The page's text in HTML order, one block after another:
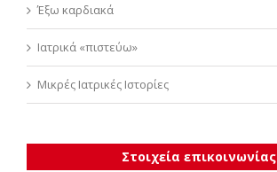
Έξω καρδιακά
Ιατρικά «πιστεύω»
Μικρές Ιατρικές Ιστορίες
Στοιχεία επικοινωνίας